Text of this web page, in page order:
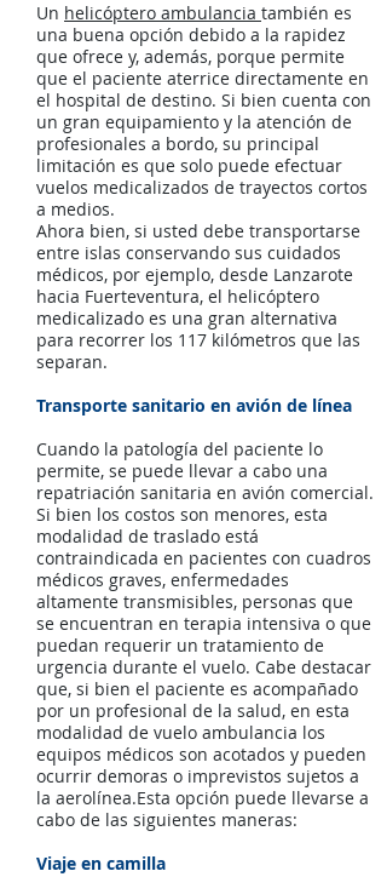
Un helicóptero ambulancia también es
una buena opción debido a la rapidez
que ofrece y, además, porque permite
que el paciente aterrice directamente en
el hospital de destino. Si bien cuenta con
un gran equipamiento y la atención de
profesionales a bordo, su principal
limitación es que solo puede efectuar
vuelos medicalizados de trayectos cortos
a medios.
Ahora bien, si usted debe transportarse
entre islas conservando sus cuidados
médicos, por ejemplo, desde Lanzarote
hacia Fuerteventura, el helicóptero
medicalizado es una gran alternativa
para recorrer los 117 kilómetros que las
separan.
Transporte sanitario en avión de línea
Cuando la patología del paciente lo
permite, se puede llevar a cabo una
repatriación sanitaria en avión comercial.
Si bien los costos son menores, esta
modalidad de traslado está
contraindicada en pacientes con cuadros
médicos graves, enfermedades
altamente transmisibles, personas que
se encuentran en terapia intensiva o que
puedan requerir un tratamiento de
urgencia durante el vuelo. Cabe destacar
que, si bien el paciente es acompañado
por un profesional de la salud, en esta
modalidad de vuelo ambulancia los
equipos médicos son acotados y pueden
ocurrir demoras o imprevistos sujetos a
la aerolínea.Esta opción puede llevarse a
cabo de las siguientes maneras:
Viaje en camilla